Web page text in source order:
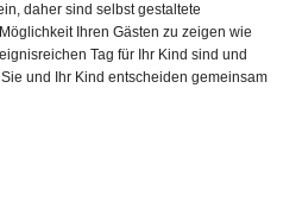
daher sind selbst gestaltete
Ihren Gästen zu zeigen wie
Tag für Ihr Kind sind und
und Ihr Kind entscheiden gemeinsam